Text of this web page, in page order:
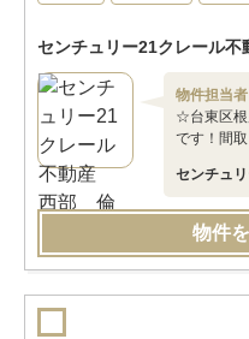
センチュリー21クレール不
物件担当
☆台東区
です！間
センチュ
物件